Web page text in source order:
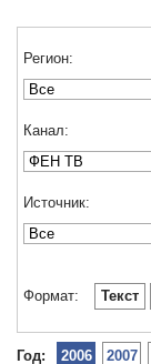
Регион:
Канал:
Источник:
Формат: Текст
Год: 2006 2007